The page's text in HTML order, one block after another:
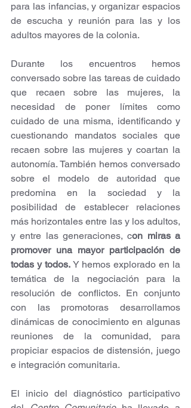
para las infancias, y organizar espacios
de escucha y reunión para las y los
adultos mayores de la colonia.
Durante los encuentros hemos
conversado sobre las tareas de cuidado
que recaen sobre las mujeres, la
necesidad de poner límites como
cuidado de una misma, identificando y
cuestionando mandatos sociales que
recaen sobre las mujeres y coartan la
autonomía. También hemos conversado
sobre el modelo de autoridad que
predomina en la sociedad y la
posibilidad de establecer relaciones
más horizontales entre las y los adultos,
y entre las generaciones, con miras a
promover una mayor participación de
todas y todos. Y hemos explorado en la
temática de la negociación para la
resolución de conflictos. En conjunto
con las promotoras desarrollamos
dinámicas de conocimiento en algunas
reuniones de la comunidad, para
propiciar espacios de distensión, juego
e integración comunitaria.
El inicio del diagnóstico participativo